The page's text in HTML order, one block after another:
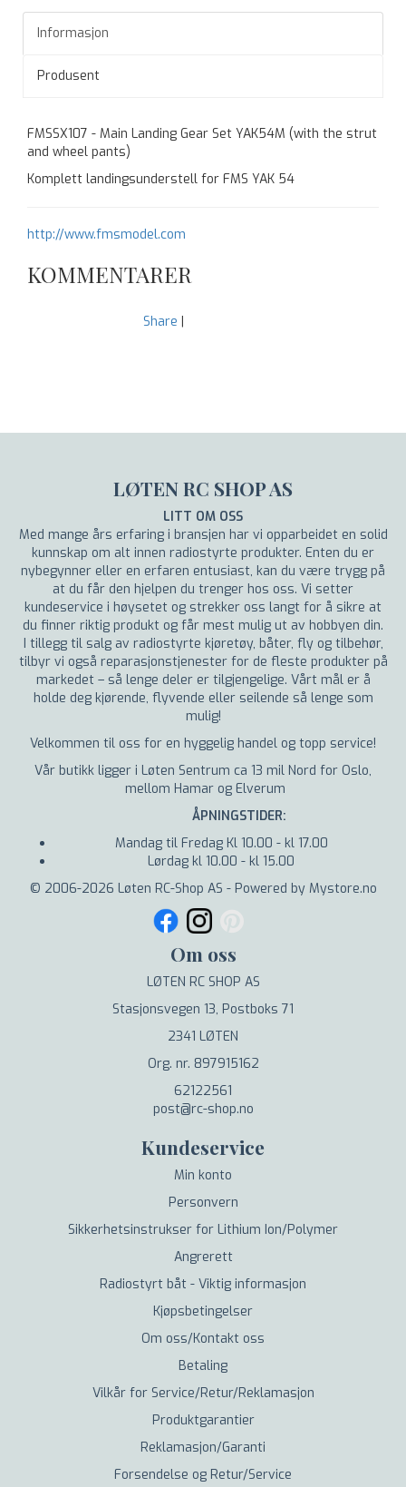
Informasjon
Produsent
FMSSX107 - Main Landing Gear Set YAK54M (with the strut
and wheel pants)
Komplett landingsunderstell for FMS YAK 54
http://www.fmsmodel.com
KOMMENTARER
Share |
LØTEN RC SHOP AS
LITT OM OSS
Med mange års erfaring i bransjen har vi opparbeidet en solid
kunnskap om alt innen radiostyrte produkter. Enten du er
nybegynner eller en erfaren entusiast, kan du være trygg på
at du får den hjelpen du trenger hos oss. Vi setter
kundeservice i høysetet og strekker oss langt for å sikre at
du finner riktig produkt og får mest mulig ut av hobbyen din.
I tillegg til salg av radiostyrte kjøretøy, båter, fly og tilbehør,
tilbyr vi også reparasjonstjenester for de fleste produkter på
markedet – så lenge deler er tilgjengelige. Vårt mål er å
holde deg kjørende, flyvende eller seilende så lenge som
mulig!
Velkommen til oss for en hyggelig handel og topp service!
Vår butikk ligger i Løten Sentrum ca 13 mil Nord for Oslo,
mellom Hamar og Elverum
ÅPNINGSTIDER:
Mandag til Fredag Kl 10.00 - kl 17.00
Lørdag kl 10.00 - kl 15.00
© 2006-2026 Løten RC-Shop AS - Powered by Mystore.no
Om oss
LØTEN RC SHOP AS
Stasjonsvegen 13, Postboks 71
2341 LØTEN
Org. nr. 897915162
62122561
post@rc-shop.no
Kundeservice
Min konto
Personvern
Sikkerhetsinstrukser for Lithium Ion/Polymer
Angrerett
Radiostyrt båt - Viktig informasjon
Kjøpsbetingelser
Om oss/Kontakt oss
Betaling
Vilkår for Service/Retur/Reklamasjon
Produktgarantier
Reklamasjon/Garanti
Forsendelse og Retur/Service